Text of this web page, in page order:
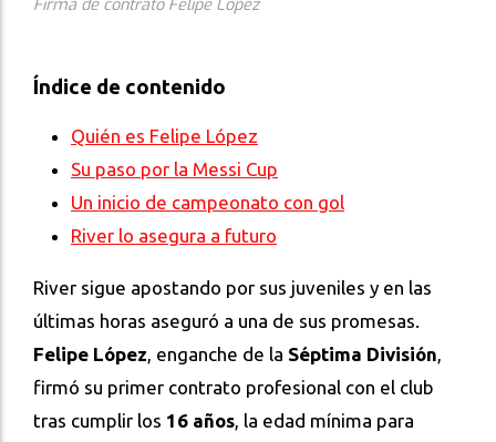
Firma de contrato Felipe López
Índice de contenido
Quién es Felipe López
Su paso por la Messi Cup
Un inicio de campeonato con gol
River lo asegura a futuro
River sigue apostando por sus juveniles y en las
últimas horas aseguró a una de sus promesas.
Felipe López, enganche de la Séptima División,
firmó su primer contrato profesional con el club
tras cumplir los 16 años, la edad mínima para